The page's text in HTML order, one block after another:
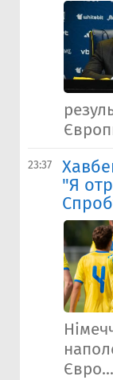
23:37
"Я
Євро...